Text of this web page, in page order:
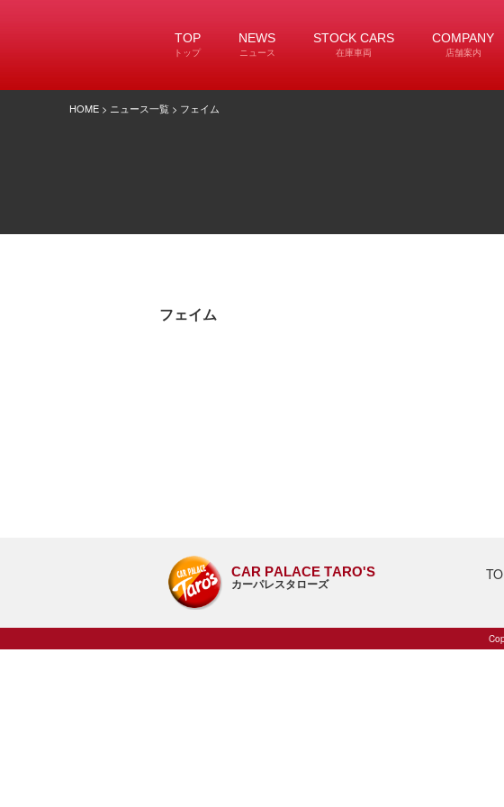
TOP
トップ
NEWS
ニュース
STOCK CARS
在庫車両
COMPANY
店舗案内
HOME > ニュース一覧 > フェイム
フェイム
CAR PALACE TARO'S
カーパレスタローズ